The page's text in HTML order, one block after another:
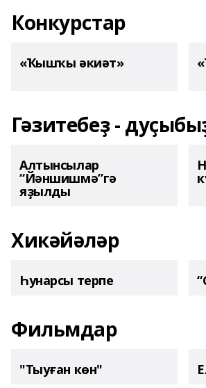
Конкурстар
«Ҡышҡы әкиәт»
Гәзитебеҙ -
Алтынсылар
“Йәншишмә”гә
яҙылды
Хикәйәләр
Һунарсы терпе
Фильмдар
"Тыуған көн"